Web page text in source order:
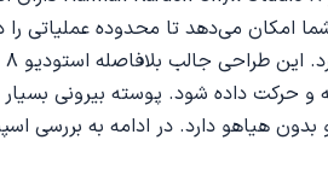
حرکت داده شود. پوسته بیرونی بسیار